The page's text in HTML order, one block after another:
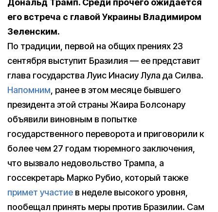
Дональд Трамп. Среди прочего ожидается
его встреча с главой Украины Владимиром
Зеленским.
По традиции, первой на общих прениях 23
сентября выступит Бразилия — ее представит
глава государства Луис Инасиу Лула да Силва.
Напомним, ранее в этом месяце бывшего
президента этой страны Жаира Болсонару
объявили виновным в попытке
государственного переворота и приговорили к
более чем 27 годам тюремного заключения,
что вызвало недовольство Трампа, а
госсекретарь Марко Рубио, который также
примет участие в неделе высокого уровня,
пообещал принять меры против Бразилии. Сам